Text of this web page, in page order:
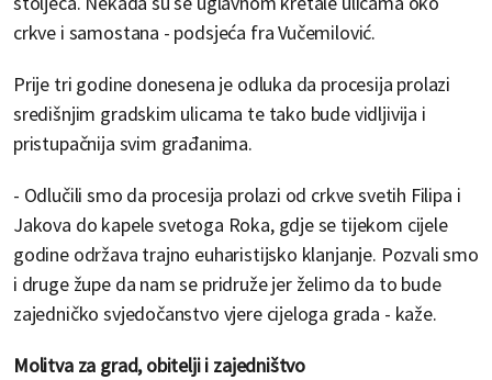
crkve i samostana - podsjeća fra Vučemilović.
Prije tri godine donesena je odluka da procesija prolazi
središnjim gradskim ulicama te tako bude vidljivija i
pristupačnija svim građanima.
- Odlučili smo da procesija prolazi od crkve svetih Filipa i
Jakova do kapele svetoga Roka, gdje se tijekom cijele
godine održava trajno euharistijsko klanjanje. Pozvali smo
i druge župe da nam se pridruže jer želimo da to bude
zajedničko svjedočanstvo vjere cijeloga grada - kaže.
Molitva za grad, obitelji i zajedništvo